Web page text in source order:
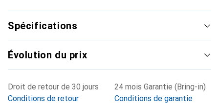
marque Noreve est un choix sûr pour une clientèle
exigeante.
Spécifications
Évolution du prix
Droit de retour de 30 jours
Conditions de retour
24 mois Garantie (Bring-in)
Conditions de garantie